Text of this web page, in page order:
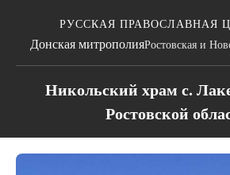
РУССКАЯ ПРАВОСЛАВНАЯ
Донская митрополияРостовская и
Никольский храм с.
Ростовской